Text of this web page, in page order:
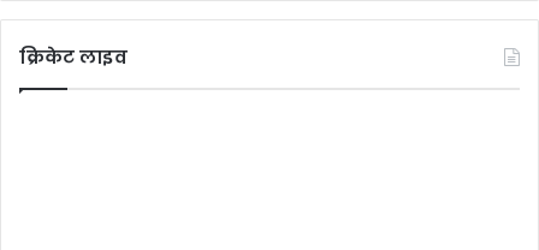
क्रिकेट लाइव